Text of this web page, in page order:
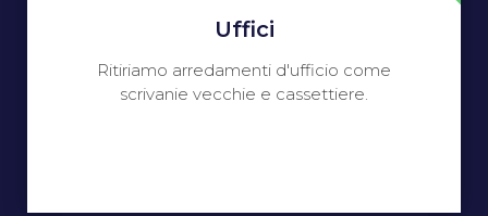
Uffici
Ritiriamo arredamenti d'ufficio come
scrivanie vecchie e cassettiere.